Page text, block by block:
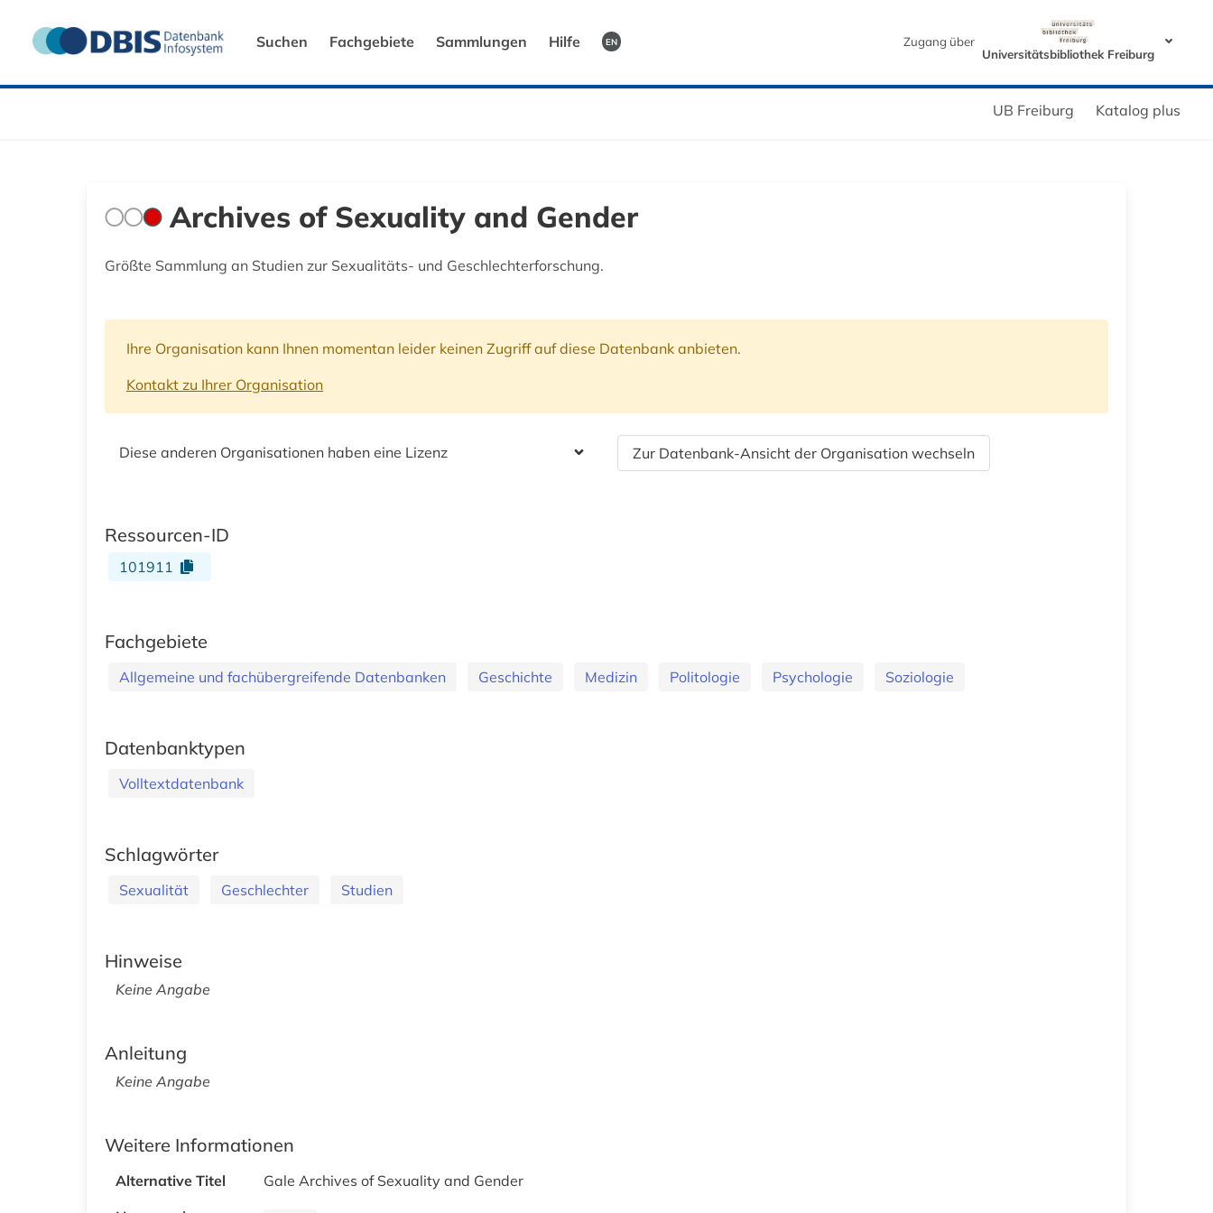
Suchen Fachgebiete Sammlungen Hilfe EN
Zugang über
Universitätsbibliothek Freiburg
UB Freiburg Katalog plus
Archives of Sexuality and Gender
Größte Sammlung an Studien zur Sexualitäts- und Geschlechterforschung.
Ihre Organisation kann Ihnen momentan leider keinen Zugriff auf diese Datenbank anbieten.
Kontakt zu Ihrer Organisation
Diese anderen Organisationen haben eine Lizenz Zur Datenbank-Ansicht der Organisation wechseln
Ressourcen-ID
101911
Fachgebiete
Allgemeine und fachübergreifende Datenbanken Geschichte Medizin Politologie Psychologie Soziologie
Datenbanktypen
Volltextdatenbank
Schlagwörter
Sexualität Geschlechter Studien
Hinweise
Keine Angabe
Anleitung
Keine Angabe
Weitere Informationen
Alternative Titel
Gale Archives of Sexuality and Gender